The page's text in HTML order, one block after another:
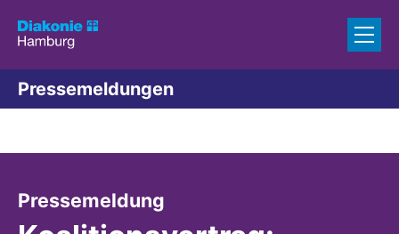
Pressemeldungen
Pressemeldung